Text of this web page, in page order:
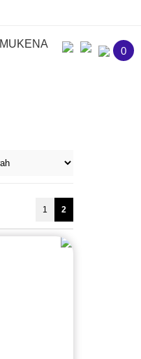
MUKENA
0
1 2